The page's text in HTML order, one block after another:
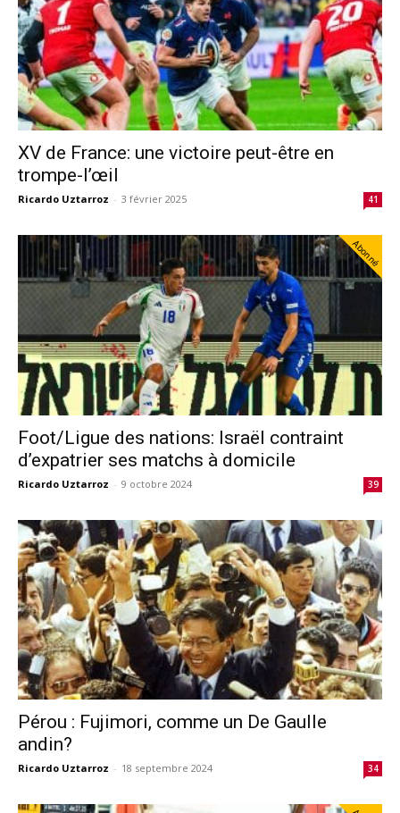
XV de France: une victoire peut-être en
trompe-l’œil
Ricardo Uztarroz - 3 février 2025 41
Abonné
Foot/Ligue des nations: Israël contraint
d’expatrier ses matchs à domicile
Ricardo Uztarroz - 9 octobre 2024 39
Pérou : Fujimori, comme un De Gaulle
andin?
Ricardo Uztarroz - 18 septembre 2024 34